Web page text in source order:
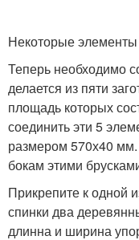
Некоторые элементы
Теперь необходимо
делается из пяти
площадь которых
соединить эти 5
размером 570х40
бокам этими
Прикрепите к одной
спинки два
длинна и ширина